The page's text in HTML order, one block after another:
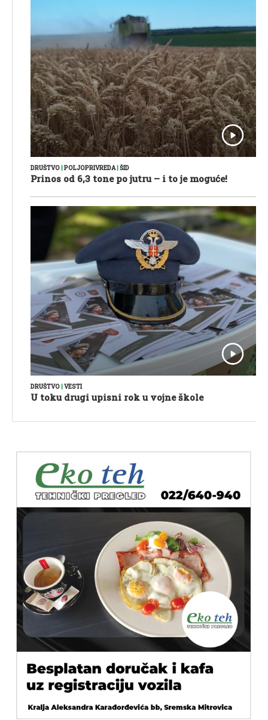
DRUŠTVO POLJOPRIVREDA| ŠID
Prinos od 6,3 tone po jutru – i to je moguće!
DRUŠTVO VESTI
U toku drugi upisni rok u vojne škole